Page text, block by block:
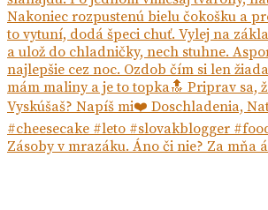
Zásoby v mrazáku. Áno či nie? Za mňa